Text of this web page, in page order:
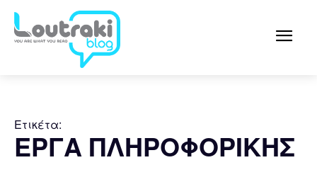
Ετικέτα:
ΕΡΓΑ ΠΛΗΡΟΦΟΡΙΚΗΣ